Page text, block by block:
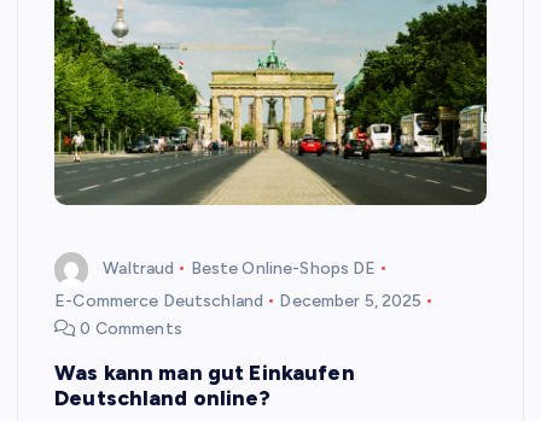
Waltraud
Beste Online-Shops DE
E-Commerce Deutschland
December 5, 2025
0 Comments
Was kann man gut Einkaufen
Deutschland online?